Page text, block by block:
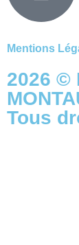
2026 ©
Tous
Mentions